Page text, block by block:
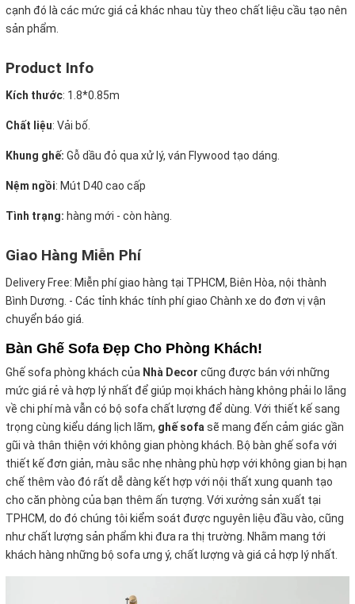
cạnh đó là các mức giá cả khác nhau tùy theo chất liệu cầu tạo nên
sản phẩm.
Product Info
Kích thước: 1.8*0.85m
Chất liệu: Vải bố.
Khung ghế: Gỗ dầu đỏ qua xử lý, ván Flywood tạo dáng.
Nệm ngồi: Mút D40 cao cấp
Tình trạng: hàng mới - còn hàng.
Giao Hàng Miễn Phí
Delivery Free: Miễn phí giao hàng tại TPHCM, Biên Hòa, nội thành
Bình Dương. - Các tỉnh khác tính phí giao Chành xe do đơn vị vận
chuyển báo giá.
Bàn Ghế Sofa Đẹp Cho Phòng Khách!
Ghế sofa phòng khách của Nhà Decor cũng được bán với những
mức giá rẻ và hợp lý nhất để giúp mọi khách hàng không phải lo lắng
về chi phí mà vẫn có bộ sofa chất lượng để dùng. Với thiết kế sang
trọng cùng kiểu dáng lịch lãm, ghế sofasẽ mang đến cảm giác gần
gũi và thân thiện với không gian phòng khách. Bộ bàn ghế sofa với
thiết kế đơn giản, màu sắc nhẹ nhàng phù hợp với không gian bị hạn
chế thêm vào đó rất dễ dàng kết hợp với nội thất xung quanh tạo
cho căn phòng của bạn thêm ấn tượng. Với xưởng sản xuất tại
TPHCM, do đó chúng tôi kiểm soát được nguyên liệu đầu vào, cũng
như chất lượng sản phẩm khi đưa ra thị trường. Nhằm mang tới
khách hàng những bộ sofa ưng ý, chất lượng và giá cả hợp lý nhất.